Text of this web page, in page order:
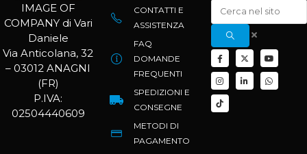
IMAGE OF
COMPANY di Vari
Daniele
Via Anticolana, 32
– 03012 ANAGNI
(FR)
P.IVA:
02504440609
CONTATTI E
ASSISTENZA
FAQ
DOMANDE
FREQUENTI
SPEDIZIONI E
CONSEGNE
METODI DI
PAGAMENTO